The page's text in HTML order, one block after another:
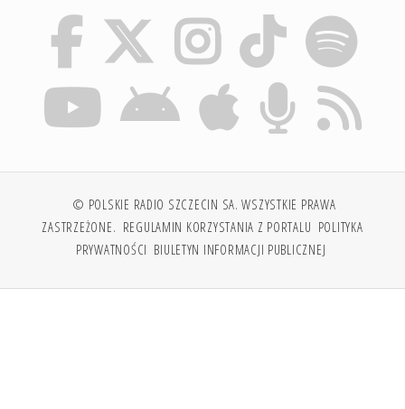
© POLSKIE RADIO SZCZECIN SA. WSZYSTKIE PRAWA
ZASTRZEŻONE. REGULAMIN KORZYSTANIA Z PORTALU POLITYKA
PRYWATNOŚCI BIULETYN INFORMACJI PUBLICZNEJ